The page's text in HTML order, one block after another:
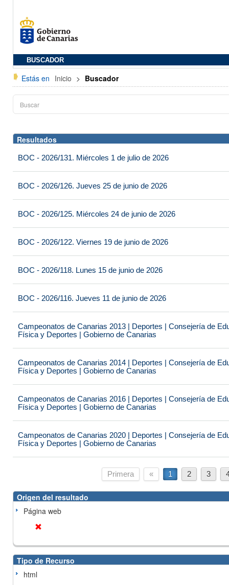
BUSCADOR
Estás en Inicio > Buscador
Resultados
BOC - 2026/131. Miércoles 1 de julio de 2026
BOC - 2026/126. Jueves 25 de junio de 2026
BOC - 2026/125. Miércoles 24 de junio de 2026
BOC - 2026/122. Viernes 19 de junio de 2026
BOC - 2026/118. Lunes 15 de junio de 2026
BOC - 2026/116. Jueves 11 de junio de 2026
Campeonatos de Canarias 2013 | Deportes | Consejería de
Física y Deportes | Gobierno de Canarias
Campeonatos de Canarias 2014 | Deportes | Consejería de
Física y Deportes | Gobierno de Canarias
Campeonatos de Canarias 2016 | Deportes | Consejería de
Física y Deportes | Gobierno de Canarias
Campeonatos de Canarias 2020 | Deportes | Consejería de
Física y Deportes | Gobierno de Canarias
Primera « 1 2 3
Origen del resultado
Página web
Tipo de Recurso
html